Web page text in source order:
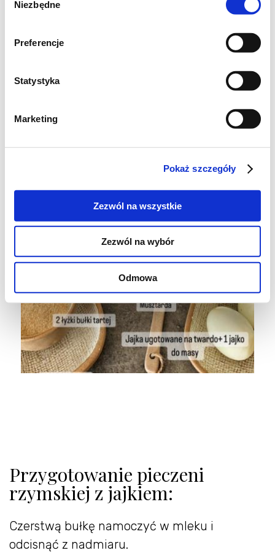
zgody
Niezbędne
Preferencje
Statystyka
Marketing
Pokaż szczegóły
Zezwól na wszystkie
Zezwól na wybór
Odmowa
Przygotowanie pieczeni
rzymskiej z jajkiem:
Czerstwą bułkę namoczyć w mleku i
odcisnąć z nadmiaru.